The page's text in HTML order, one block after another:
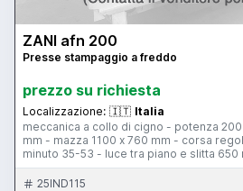
ZANI afn 200
Presse stampaggio a freddo
prezzo su richiesta
Localizzazione: 🇮🇹 Italia
meccanica a collo di cigno - potenza
mm - mazza 1100 x 760 mm - corsa
minuto 35-53 - luce tra piano e slitta 650
mm - motore principale 25 hp - motore
premilamiera 30 ton. - corsa
25IND115